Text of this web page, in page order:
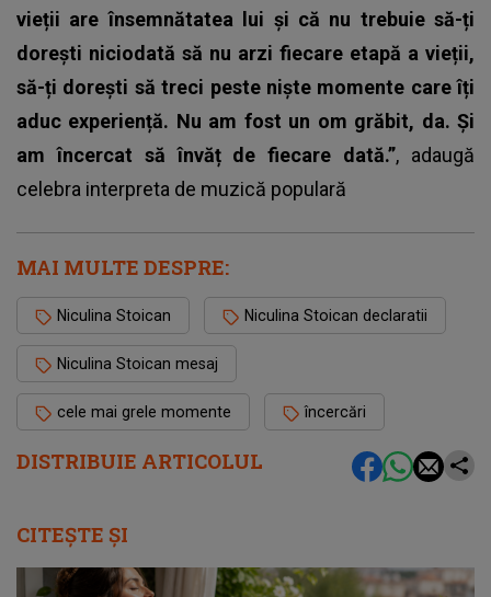
DISTRIBUIE ARTICOLUL
vieții are însemnătatea lui și că nu trebuie să-ți
dorești niciodată să nu arzi fiecare etapă a vieții,
să-ți dorești să treci peste niște momente care îți
aduc experiență. Nu am fost un om grăbit, da. Și
am încercat să învăț de fiecare dată.”, adaugă
celebra interpreta de muzică populară
MAI MULTE DESPRE:
Niculina Stoican Niculina Stoican declaratii
Niculina Stoican mesaj
cele mai grele momente încercări
CITEȘTE ȘI